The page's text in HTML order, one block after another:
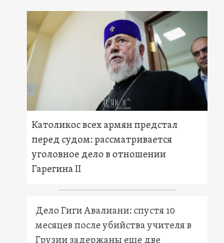
Католикос всех армян предстал
перед судом: рассматривается
уголовное дело в отношении
Гарегина II
Дело Гиги Авалиани: спустя 10
месяцев после убийства учителя в